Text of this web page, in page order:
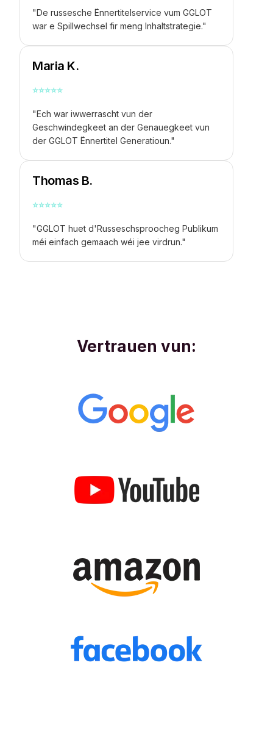
"De russesche Ënnertitelservice vum GGLOT
war e Spillwechsel fir meng Inhaltstrategie."
Maria K.
⭐⭐⭐⭐⭐
"Ech war iwwerrascht vun der
Geschwindegkeet an der Genauegkeet vun
der GGLOT Ënnertitel Generatioun."
Thomas B.
⭐⭐⭐⭐⭐
"GGLOT huet d'Russeschsproocheg Publikum
méi einfach gemaach wéi jee virdrun."
Vertrauen vun: